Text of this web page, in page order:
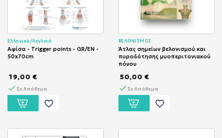
Ελληνικά/Αγγλικά
Αφίσα - Trigger points - GR/EN -
50x70cm
19,00 €
Σε Απόθεμα
favorite_border
ΒΕΛΟΝΙΣΜΟΣ
Άτλας σημείων βελονισμού και
πυροδότησης μυοπεριτονιακού
πόνου
50,00 €
Σε Απόθεμα
favorite_border